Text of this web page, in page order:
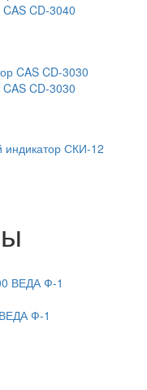
CD-3040
CD-3030
индикатор СКИ-12
Ф-1